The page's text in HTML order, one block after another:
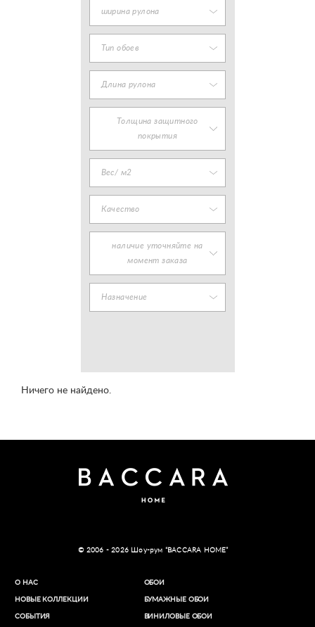
ширина рулона
Тип обоев
Длина рулона
Толщина защитного
покрытия
Вес/ м2
Качество
наличие уточняйте на
момент заказа
Назначение
Ничего не найдено.
© 2006 - 2026 Шоу-рум “BACCARA HOME”
О НАС
НОВЫЕ КОЛЛЕКЦИИ
СОБЫТИЯ
ОБОИ
БУМАЖНЫЕ ОБОИ
ВИНИЛОВЫЕ ОБОИ​